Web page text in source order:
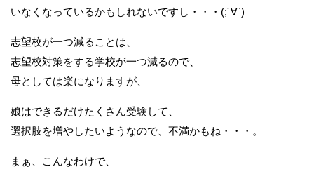
いなくなっているかもしれないですし・・・(;´∀`)
志望校が一つ減ることは、
志望校対策をする学校が一つ減るので、
母としては楽になりますが、
娘はできるだけたくさん受験して、
選択肢を増やしたいようなので、不満かもね・・・。
まぁ、こんなわけで、